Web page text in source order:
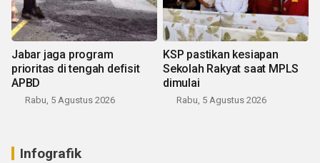
Jabar jaga program
prioritas di tengah defisit
APBD
Rabu, 5 Agustus 2026
KSP pastikan kesiapan
Sekolah Rakyat saat MPLS
dimulai
Rabu, 5 Agustus 2026
Infografik